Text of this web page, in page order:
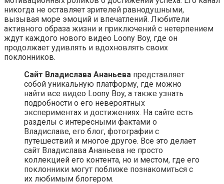
никогда не оставляет зрителей равнодушными,
вызывая море эмоций и впечатлений. Любители
активного образа жизни и приключений с нетерпением
ждут каждого нового видео Loony Boy, где он
продолжает удивлять и вдохновлять своих
поклонников.
Сайт Владислава Ананьева представляет
собой уникальную платформу, где можно
найти все видео Loony Boy, а также узнать
подробности о его невероятных
экспериментах и достижениях. На сайте есть
разделы с интересными фактами о
Владиславе, его блог, фотографии с
путешествий и многое другое. Все это делает
сайт Владислава Ананьева не просто
коллекцией его контента, но и местом, где его
поклонники могут поближе познакомиться с
их любимым блогером.